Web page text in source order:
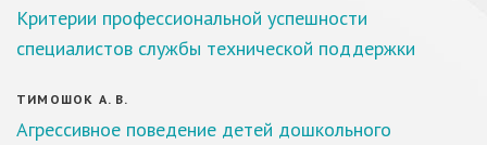
Критерии профессиональной успешности
специалистов службы технической поддержки
ТИМОШОК А. В.
Агрессивное поведение детей дошкольного